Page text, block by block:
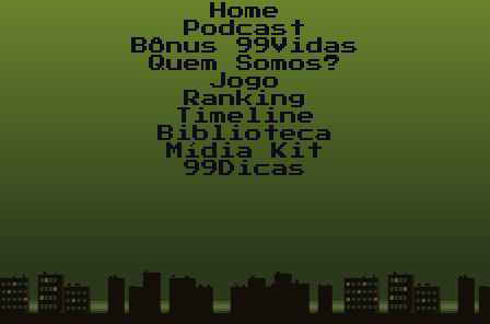
Home
Podcast
Bônus 99Vidas
Quem Somos?
Jogo
Ranking
Timeline
Biblioteca
Mídia Kit
99Dicas